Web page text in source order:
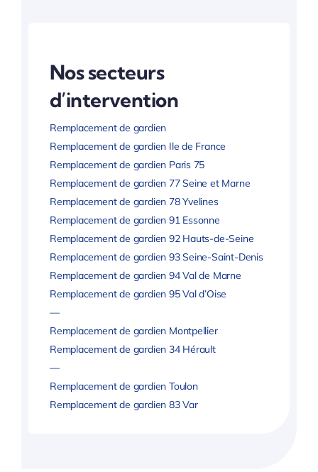
Nos secteurs
d’intervention
Remplacement de gardien
Remplacement de gardien Ile de France
Remplacement de gardien Paris 75
Remplacement de gardien 77 Seine et Marne
Remplacement de gardien 78 Yvelines
Remplacement de gardien 91 Essonne
Remplacement de gardien 92 Hauts-de-Seine
Remplacement de gardien 93 Seine-Saint-Denis
Remplacement de gardien 94 Val de Marne
Remplacement de gardien 95 Val d’Oise
—
Remplacement de gardien Montpellier
Remplacement de gardien 34 Hérault
—
Remplacement de gardien Toulon
Remplacement de gardien 83 Var